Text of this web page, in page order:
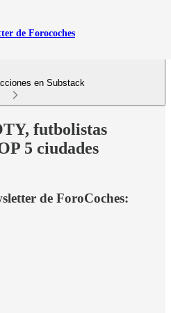
de Forocoches
en Substack
futbolistas
5 ciudades
de ForoCoches: